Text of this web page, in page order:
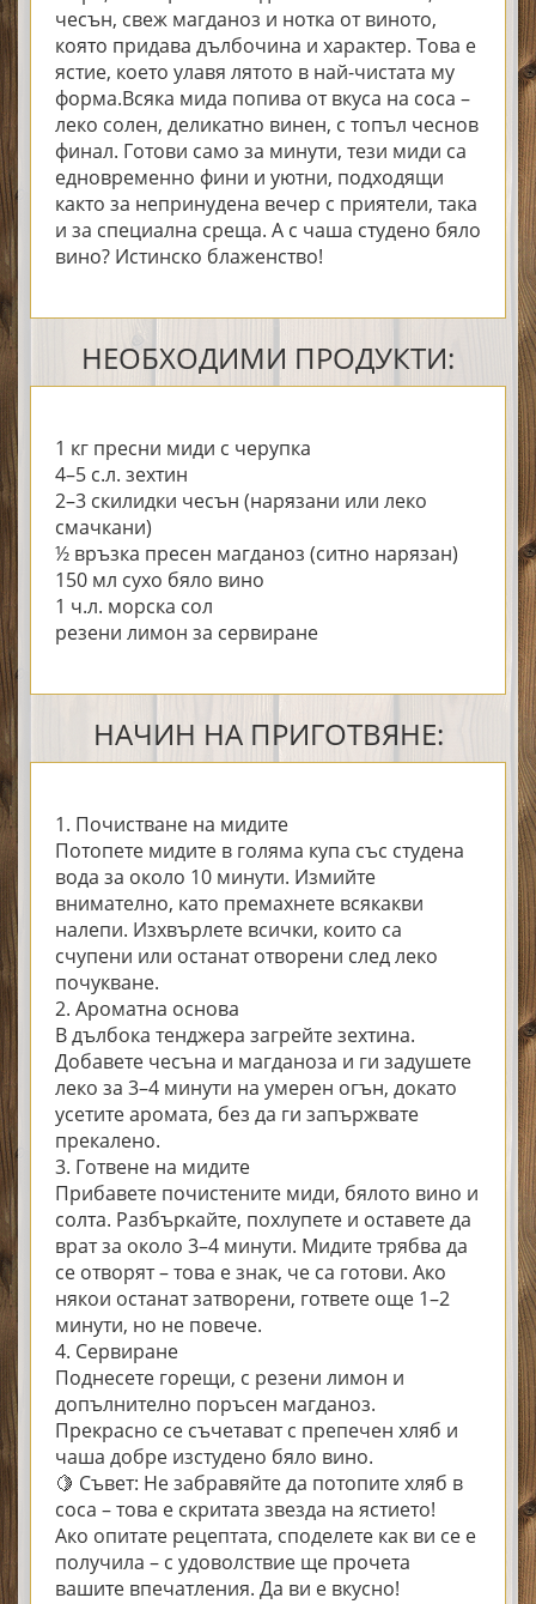
чесън, свеж магданоз и нотка от виното,
която придава дълбочина и характер. Това е
ястие, което улавя лятото в най-чистата му
форма.Всяка мида попива от вкуса на соса –
леко солен, деликатно винен, с топъл чеснов
финал. Готови само за минути, тези миди са
едновременно фини и уютни, подходящи
както за непринудена вечер с приятели, така
и за специална среща. А с чаша студено бяло
вино? Истинско блаженство!
НЕОБХОДИМИ ПРОДУКТИ:
1 кг пресни миди с черупка
4–5 с.л. зехтин
2–3 скилидки чесън (нарязани или леко
смачкани)
½ връзка пресен магданоз (ситно нарязан)
150 мл сухо бяло вино
1 ч.л. морска сол
резени лимон за сервиране
НАЧИН НА ПРИГОТВЯНЕ:
1. Почистване на мидите
Потопете мидите в голяма купа със студена
вода за около 10 минути. Измийте
внимателно, като премахнете всякакви
налепи. Изхвърлете всички, които са
счупени или останат отворени след леко
почукване.
2. Ароматна основа
В дълбока тенджера загрейте зехтина.
Добавете чесъна и магданоза и ги задушете
леко за 3–4 минути на умерен огън, докато
усетите аромата, без да ги запържвате
прекалено.
3. Готвене на мидите
Прибавете почистените миди, бялото вино и
солта. Разбъркайте, похлупете и оставете да
врат за около 3–4 минути. Мидите трябва да
се отворят – това е знак, че са готови. Ако
някои останат затворени, гответе още 1–2
минути, но не повече.
4. Сервиране
Поднесете горещи, с резени лимон и
допълнително поръсен магданоз.
Прекрасно се съчетават с препечен хляб и
чаша добре изстудено бяло вино.
🍋 Съвет: Не забравяйте да потопите хляб в
соса – това е скритата звезда на ястието!
Ако опитате рецептата, споделете как ви се е
получила – с удоволствие ще прочета
вашите впечатления. Да ви е вкусно!